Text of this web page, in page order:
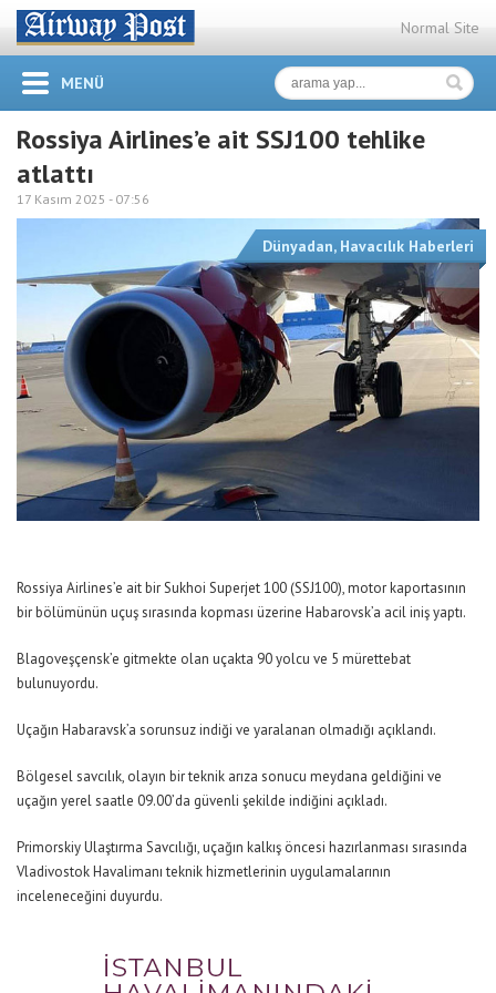
Normal Site
MENÜ
Rossiya Airlines’e ait SSJ100 tehlike
atlattı
17 Kasım 2025 - 07:56
Dünyadan, Havacılık Haberleri
Rossiya Airlines’e ait bir Sukhoi Superjet 100 (SSJ100), motor kaportasının
bir bölümünün uçuş sırasında kopması üzerine Habarovsk’a acil iniş yaptı.
Blagoveşçensk’e gitmekte olan uçakta 90 yolcu ve 5 mürettebat
bulunuyordu.
Uçağın Habaravsk’a sorunsuz indiği ve yaralanan olmadığı açıklandı.
Bölgesel savcılık, olayın bir teknik arıza sonucu meydana geldiğini ve
uçağın yerel saatle 09.00’da güvenli şekilde indiğini açıkladı.
Primorskiy Ulaştırma Savcılığı, uçağın kalkış öncesi hazırlanması sırasında
Vladivostok Havalimanı teknik hizmetlerinin uygulamalarının
inceleneceğini duyurdu.